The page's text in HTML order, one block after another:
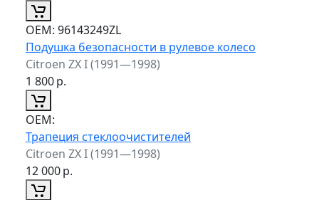
ОЕМ: 96143249ZL
Подушка безопасности в рулевое колесо
Citroen ZX I (1991—1998)
1 800р.
ОЕМ:
Трапеция стеклоочистителей
Citroen ZX I (1991—1998)
12 000р.